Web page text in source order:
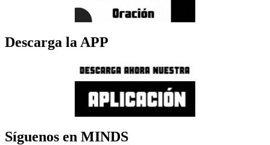
Descarga la APP
Síguenos en MINDS